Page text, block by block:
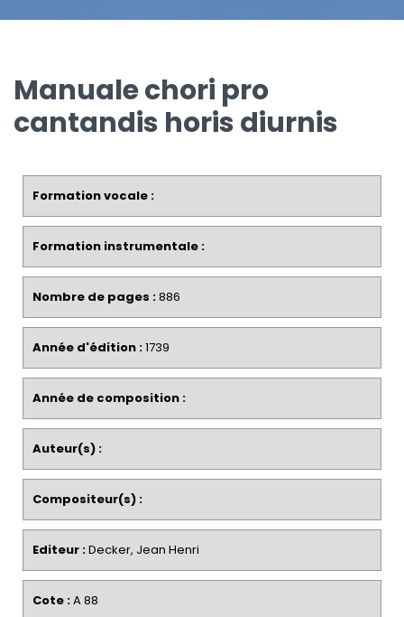
Manuale chori pro
cantandis horis diurnis
Formation vocale :
Formation instrumentale :
Nombre de pages :886
Année d'édition :1739
Année de composition :
Auteur(s) :
Compositeur(s) :
Editeur :Decker, Jean Henri
Cote :A 88